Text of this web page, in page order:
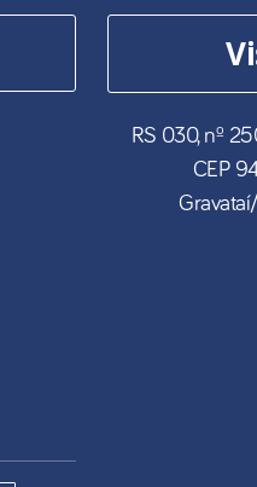
RS 030, nº
CEP
Gravataí/